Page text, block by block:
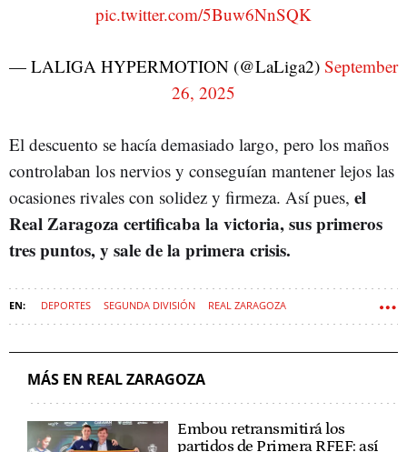
pic.twitter.com/5Buw6NnSQK
— LALIGA HYPERMOTION (@LaLiga2) September
26, 2025
El descuento se hacía demasiado largo, pero los maños
controlaban los nervios y conseguían mantener lejos las
ocasiones rivales con solidez y firmeza. Así pues, el
Real Zaragoza certificaba la victoria, sus primeros
tres puntos, y sale de la primera crisis.
DEPORTES SEGUNDA DIVISIÓN REAL ZARAGOZA
MÁS EN REAL ZARAGOZA
Embou retransmitirá los
partidos de Primera RFEF: así